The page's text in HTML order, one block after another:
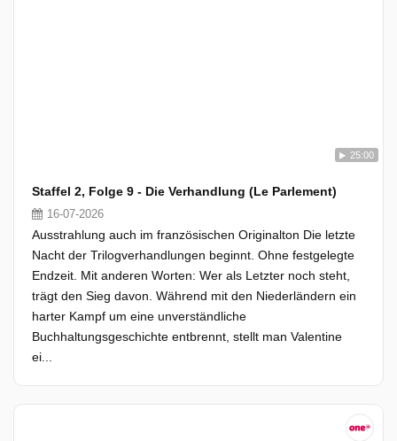
25:00
Staffel 2, Folge 9 - Die Verhandlung (Le Parlement)
16-07-2026
Ausstrahlung auch im französischen Originalton Die letzte
Nacht der Trilogverhandlungen beginnt. Ohne festgelegte
Endzeit. Mit anderen Worten: Wer als Letzter noch steht,
trägt den Sieg davon. Während mit den Niederländern ein
harter Kampf um eine unverständliche
Buchhaltungsgeschichte entbrennt, stellt man Valentine
ei...